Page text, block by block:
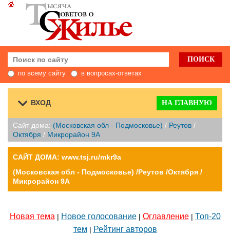
по всему сайту в вопросах-ответах
ВХОД НА ГЛАВНУЮ
Сайт дома: (Московская обл - Подмосковье) / Реутов /
Октября / Микрорайон 9А
САЙТ ДОМА: www.tsj.ru/mkr9a
(Московская обл - Подмосковье) /Реутов /Октября /
Микрорайон 9А
Новая тема | Новое голосование| Оглавление| Топ-20
тем | Рейтинг авторов